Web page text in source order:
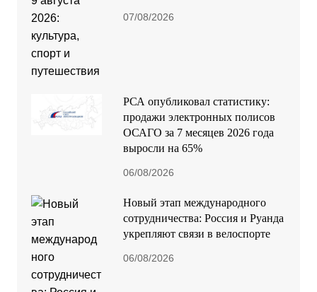
07/08/2026
РСА опубликовал статистику:
продажи электронных полисов
ОСАГО за 7 месяцев 2026 года
выросли на 65%
06/08/2026
Новый этап международного
сотрудничества: Россия и Руанда
укрепляют связи в велоспорте
06/08/2026